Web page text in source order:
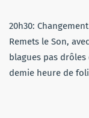
20h30:
Remets le Son,
blagues pas
demie heure de